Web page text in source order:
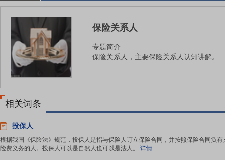
保险关系人
专题简介:
保险关系人，主要保险关系人认知讲解。
相关词条
投保人
根据我国《保险法》规范，投保人是指与保险人订立保险合同，并按照保险合同负有
险费义务的人。投保人可以是自然人也可以是法人。 详情